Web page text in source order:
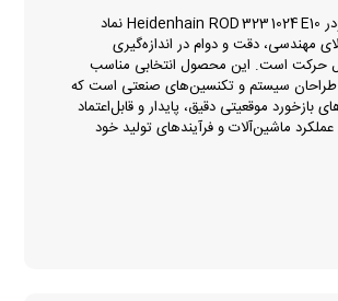
در مجموع، انکودر Heidenhain ROD 323 1024 E10 نماد
مهندسی، دقت و دوام در اندازه‌گیری
حرکت است. این محصول انتخابی مناسب
طراحان سیستم و تکنسین‌های صنعتی است که
بازخورد موقعیتی دقیق، پایدار و قابل‌اعتماد
ماشین‌آلات و فرآیندهای تولید خود